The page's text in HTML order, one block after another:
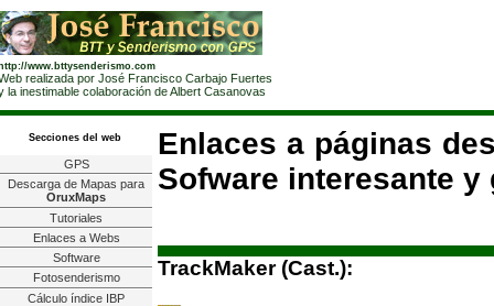
www.bttysenderismo.com
realizada por José Francisco Carbajo Fuertes
la inestimable colaboración de Albert Casanovas
Secciones del web
GPS
Descarga de Mapas para
OruxMaps
Tutoriales
Enlaces a Webs
Software
Fotosenderismo
Cálculo índice IBP
Enlaces a páginas
Sofware interesante y
TrackMaker (Cast.):